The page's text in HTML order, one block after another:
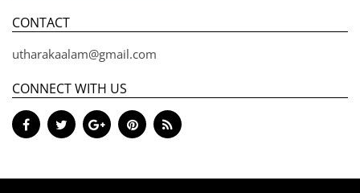
CONTACT
utharakaalam@gmail.com
CONNECT WITH US